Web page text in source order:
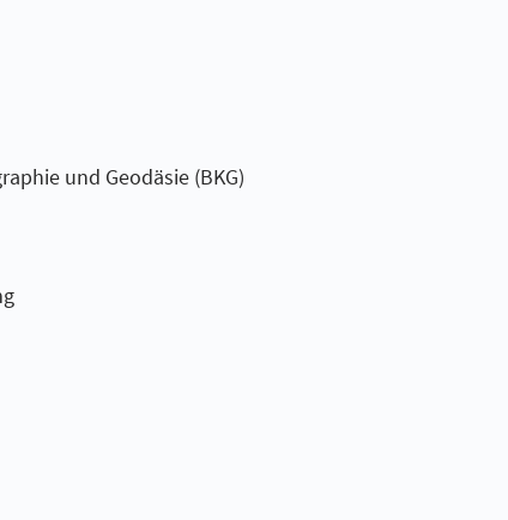
und Geodäsie (BKG)